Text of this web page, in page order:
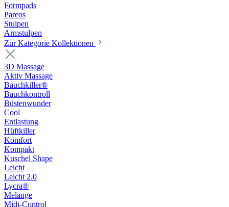
Formpads
Pareos
Stulpen
Armstulpen
Zur Kategorie Kollektionen
3D Massage
Aktiv Massage
Bauchkiller®
Bauchkontroll
Büstenwunder
Cool
Entlastung
Hüftkiller
Komfort
Kompakt
Kuschel Shape
Leicht
Leicht 2.0
Lycra®
Melange
Midi-Control